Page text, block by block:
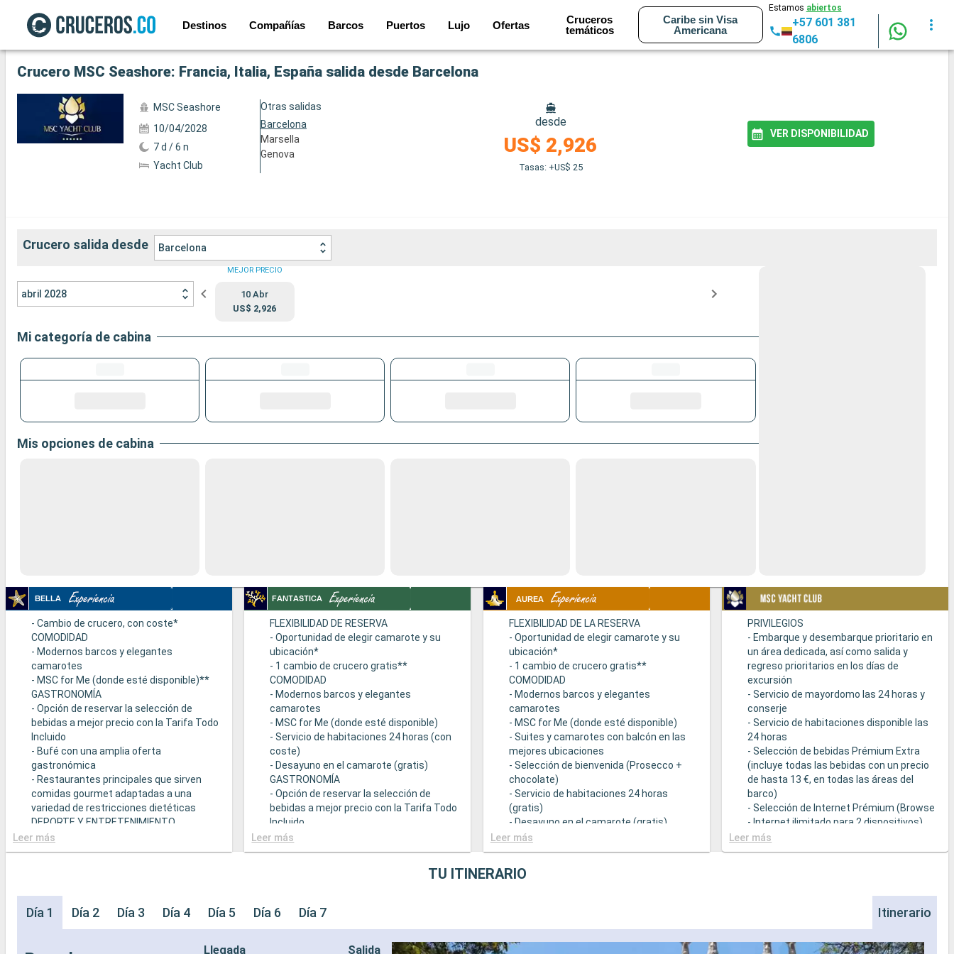
Destinos Compañías Barcos Puertos Lujo Ofertas
Cruceros
temáticos
Caribe sin Visa
Americana
Estamos abiertos
+57 601 381
6806
Ver las 54 fotos siguientes
Crucero MSC Seashore: Francia, Italia, España salida desde Barcelona
MSC Seashore
10/04/2028
7 d / 6 n
Yacht Club
Otras salidas
Barcelona
Marsella
Genova
desde
US$ 2,926
Tasas: +US$ 25
VER DISPONIBILIDAD
Crucero salida desde Barcelona
abril 2028
MEJOR PRECIO
10 Abr
US$ 2,926
Mi categoría de cabina
Mis opciones de cabina
- Cambio de crucero, con coste*
COMODIDAD
- Modernos barcos y elegantes
camarotes
- MSC for Me (donde esté disponible)**
GASTRONOMÍA
- Opción de reservar la selección de
bebidas a mejor precio con la Tarifa Todo
Incluido
- Bufé con una amplia oferta
gastronómica
- Restaurantes principales que sirven
comidas gourmet adaptadas a una
variedad de restricciones dietéticas
DEPORTE Y ENTRETENIMIENTO
- Programa variado de espectáculos en el
teatro al estilo de Broadway
panorámicas
- Actividades recreativas para niños
Leer más
FLEXIBILIDAD DE RESERVA
- Oportunidad de elegir camarote y su
ubicación*
- 1 cambio de crucero gratis**
COMODIDAD
- Modernos barcos y elegantes
camarotes
- MSC for Me (donde esté disponible)
- Servicio de habitaciones 24 horas (con
coste)
- Desayuno en el camarote (gratis)
GASTRONOMÍA
- Opción de reservar la selección de
bebidas a mejor precio con la Tarifa Todo
Incluido
- Bufé con una amplia oferta
gastronómica
- Posibilidad de elegir el turno de cena
prepago de restaurante de
Leer más
FLEXIBILIDAD DE LA RESERVA
- Oportunidad de elegir camarote y su
ubicación*
- 1 cambio de crucero gratis**
COMODIDAD
- Modernos barcos y elegantes
camarotes
- MSC for Me (donde esté disponible)
- Suites y camarotes con balcón en las
mejores ubicaciones
- Selección de bienvenida (Prosecco +
chocolate)
- Servicio de habitaciones 24 horas
(gratis)
- Desayuno en el camarote (gratis)
GASTRONOMÍA
- Opción de reservar la selección de
Incluido
variedad de restricciones dietéticas
Leer más
PRIVILEGIOS
- Embarque y desembarque prioritario en
un área dedicada, así como salida y
regreso prioritarios en los días de
excursión
- Servicio de mayordomo las 24 horas y
conserje
- Servicio de habitaciones disponible las
24 horas
- Selección de bebidas Prémium Extra
(incluye todas las bebidas con un precio
de hasta 13 €, en todas las áreas del
barco)
- Selección de Internet Prémium (Browse
- Internet ilimitado para 2 dispositivos)
- Acceso prioritario a la suite termal de
MSC Aurea Spa
- Otros detalles: servicio de empaquetar
petición
Leer más
TU ITINERARIO
Día 1 Día 2 Día 3 Día 4 Día 5 Día 6 Día 7 Itinerario
Llegada
Salida